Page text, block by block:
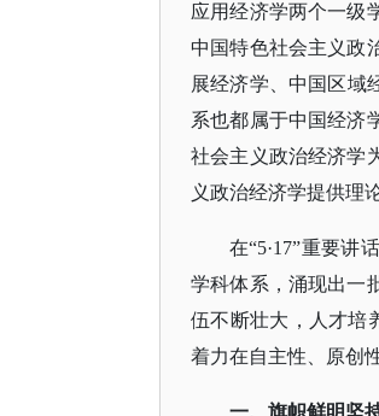
应用经济学两个一级
中国特色社会主义政
展经济学、中国区域
系也都属于中国经济
社会主义政治经济学
义政治经济学提供理
在“5·17”重要讲
学科体系，涌现出一
伍不断壮大，人才培
着力在自主性、原创
一、旗帜鲜明坚